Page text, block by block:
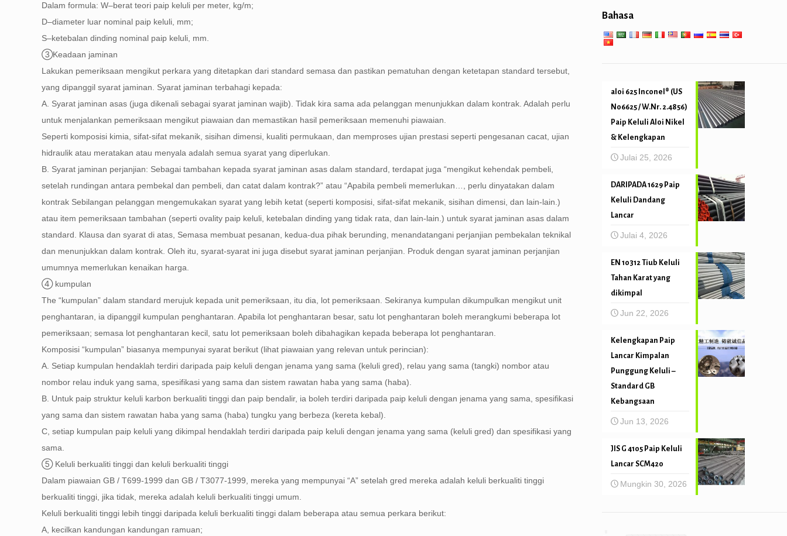
Dalam formula: W–berat teori paip keluli per meter, kg/m;
D–diameter luar nominal paip keluli, mm;
S–ketebalan dinding nominal paip keluli, mm.
③Keadaan jaminan
Lakukan pemeriksaan mengikut perkara yang ditetapkan dari standard semasa dan pastikan pematuhan dengan ketetapan standard tersebut,
yang dipanggil syarat jaminan. Syarat jaminan terbahagi kepada:
A. Syarat jaminan asas (juga dikenali sebagai syarat jaminan wajib). Tidak kira sama ada pelanggan menunjukkan dalam kontrak. Adalah perlu
untuk menjalankan pemeriksaan mengikut piawaian dan memastikan hasil pemeriksaan memenuhi piawaian.
Seperti komposisi kimia, sifat-sifat mekanik, sisihan dimensi, kualiti permukaan, dan memproses ujian prestasi seperti pengesanan cacat, ujian
hidraulik atau meratakan atau menyala adalah semua syarat yang diperlukan.
B. Syarat jaminan perjanjian: Sebagai tambahan kepada syarat jaminan asas dalam standard, terdapat juga “mengikut kehendak pembeli,
setelah rundingan antara pembekal dan pembeli, dan catat dalam kontrak?” atau “Apabila pembeli memerlukan…, perlu dinyatakan dalam
kontrak Sebilangan pelanggan mengemukakan syarat yang lebih ketat (seperti komposisi, sifat-sifat mekanik, sisihan dimensi, dan lain-lain.)
atau item pemeriksaan tambahan (seperti ovality paip keluli, ketebalan dinding yang tidak rata, dan lain-lain.) untuk syarat jaminan asas dalam
standard. Klausa dan syarat di atas, Semasa membuat pesanan, kedua-dua pihak berunding, menandatangani perjanjian pembekalan teknikal
dan menunjukkan dalam kontrak. Oleh itu, syarat-syarat ini juga disebut syarat jaminan perjanjian. Produk dengan syarat jaminan perjanjian
umumnya memerlukan kenaikan harga.
④ kumpulan
The “kumpulan” dalam standard merujuk kepada unit pemeriksaan, itu dia, lot pemeriksaan. Sekiranya kumpulan dikumpulkan mengikut unit
penghantaran, ia dipanggil kumpulan penghantaran. Apabila lot penghantaran besar, satu lot penghantaran boleh merangkumi beberapa lot
pemeriksaan; semasa lot penghantaran kecil, satu lot pemeriksaan boleh dibahagikan kepada beberapa lot penghantaran.
Komposisi “kumpulan” biasanya mempunyai syarat berikut (lihat piawaian yang relevan untuk perincian):
A. Setiap kumpulan hendaklah terdiri daripada paip keluli dengan jenama yang sama (keluli gred), relau yang sama (tangki) nombor atau
nombor relau induk yang sama, spesifikasi yang sama dan sistem rawatan haba yang sama (haba).
B. Untuk paip struktur keluli karbon berkualiti tinggi dan paip bendalir, ia boleh terdiri daripada paip keluli dengan jenama yang sama, spesifikasi
yang sama dan sistem rawatan haba yang sama (haba) tungku yang berbeza (kereta kebal).
C, setiap kumpulan paip keluli yang dikimpal hendaklah terdiri daripada paip keluli dengan jenama yang sama (keluli gred) dan spesifikasi yang
sama.
⑤ Keluli berkualiti tinggi dan keluli berkualiti tinggi
Dalam piawaian GB / T699-1999 dan GB / T3077-1999, mereka yang mempunyai “A” setelah gred mereka adalah keluli berkualiti tinggi
berkualiti tinggi, jika tidak, mereka adalah keluli berkualiti tinggi umum.
Keluli berkualiti tinggi lebih tinggi daripada keluli berkualiti tinggi dalam beberapa atau semua perkara berikut:
A, kecilkan kandungan kandungan ramuan;
Perkhidmatan suhu tinggi yang
rendah
Mekanikal dan ketepatan tiub
Bahasa
aloi 625 Inconel® (US
N06625 / W.Nr. 2.4856)
Paip Keluli Aloi Nikel
& Kelengkapan
Julai 25, 2026
DARIPADA 1629 Paip
Keluli Dandang
Lancar
Julai 4, 2026
EN 10312 Tiub Keluli
Tahan Karat yang
dikimpal
Jun 22, 2026
Kelengkapan Paip
Lancar Kimpalan
Punggung Keluli –
Standard GB
Kebangsaan
Jun 13, 2026
JIS G 4105 Paip Keluli
Lancar SCM420
Mungkin 30, 2026